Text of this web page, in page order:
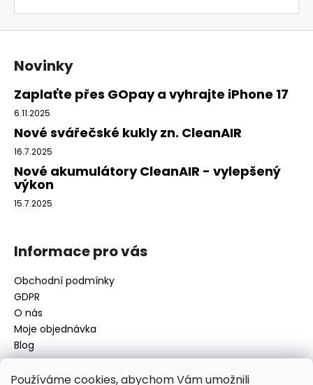
Používáme cookies, abychom Vám umožnili
Z
Novinky
Zaplaťte přes GOpay a vyhrajte iPhone 17
6.11.2025
Nové svářečské kukly zn. CleanAIR
16.7.2025
Nové akumulátory CleanAIR - vylepšený
výkon
15.7.2025
Informace pro vás
Obchodní podmínky
GDPR
O nás
Moje objednávka
Blog